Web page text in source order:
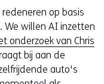
op basis
We willen AI inzetten
onderzoek van Chris
​​bij aan de
auto's